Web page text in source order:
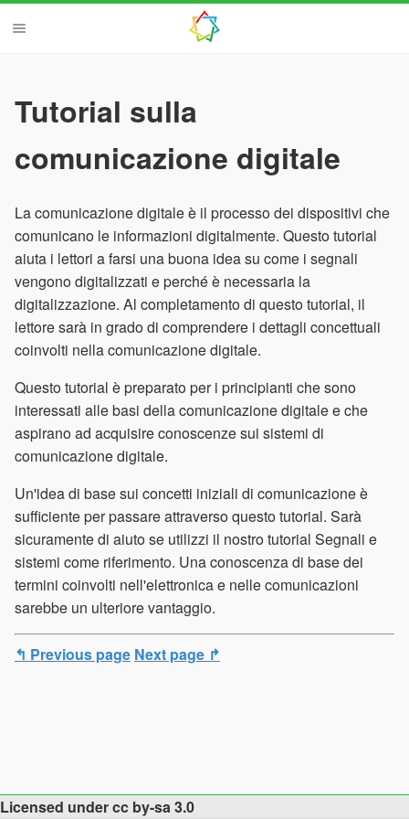
Tutorial sulla
comunicazione digitale
La comunicazione digitale è il processo dei dispositivi che
comunicano le informazioni digitalmente. Questo tutorial
aiuta i lettori a farsi una buona idea su come i segnali
vengono digitalizzati e perché è necessaria la
digitalizzazione. Al completamento di questo tutorial, il
lettore sarà in grado di comprendere i dettagli concettuali
coinvolti nella comunicazione digitale.
Questo tutorial è preparato per i principianti che sono
interessati alle basi della comunicazione digitale e che
aspirano ad acquisire conoscenze sui sistemi di
comunicazione digitale.
Un'idea di base sui concetti iniziali di comunicazione è
sufficiente per passare attraverso questo tutorial. Sarà
sicuramente di aiuto se utilizzi il nostro tutorial Segnali e
sistemi come riferimento. Una conoscenza di base dei
termini coinvolti nell'elettronica e nelle comunicazioni
sarebbe un ulteriore vantaggio.
↰ Previous page Next page ↱
Licensed under cc by-sa 3.0